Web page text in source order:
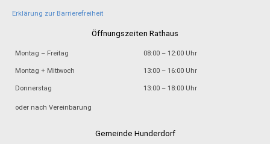
Erklärung zur Barrierefreiheit
Öffnungszeiten Rathaus
Montag – Freitag 08:00 – 12:00 Uhr
Montag + Mittwoch 13:00 – 16:00 Uhr
Donnerstag 13:00 – 18:00 Uhr
oder nach Vereinbarung
Gemeinde Hunderdorf